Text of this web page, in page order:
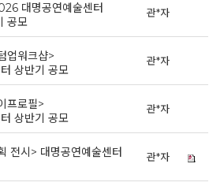
대명공연예술센터
공모
관*자
워크샵>
상반기 공모
관*자
프로필>
상반기 공모
관*자
전시> 대명공연예술센터
관*자